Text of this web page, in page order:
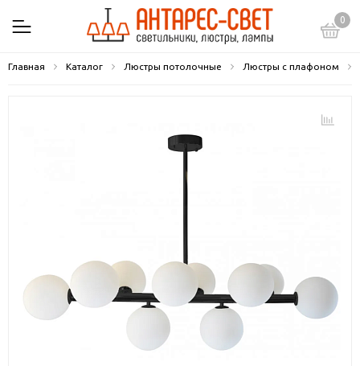
0
Главная Каталог Люстры потолочные Люстры с плафоном